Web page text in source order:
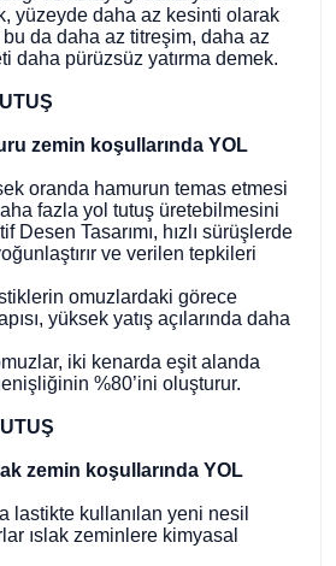
yüzeyde daha az kesinti olarak
da daha az titreşim, daha az
daha pürüzsüz yatırma demek.
zemin koşullarında YOL
oranda hamurun temas etmesi
fazla yol tutuş üretebilmesini
Desen Tasarımı, hızlı sürüşlerde
ve verilen tepkileri
omuzlardaki görece
yüksek yatış açılarında daha
iki kenarda eşit alanda
%80’ini oluşturur.
zemin koşullarında YOL
lastikte kullanılan yeni nesil
ıslak zeminlere kimyasal